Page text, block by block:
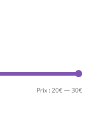
Prix
Prix
Prix :20€—30€